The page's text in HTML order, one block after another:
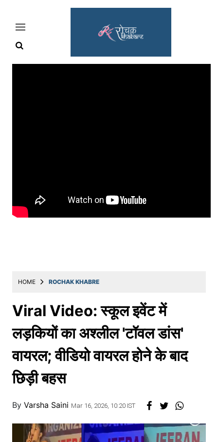
&
मराठी
मनोरंजन
स्पोर्ट्स
बिझनेस
लाईफस्टाईल
ट्रॅव्हल
HOME ROCHAK KHABRE
Viral Video: स्कूल इवेंट में
लड़कियों का अश्लील 'टॉवल डांस'
वायरल; वीडियो वायरल होने के बाद
छिड़ी बहस
By Varsha Saini Mar 16, 2026, 10:20 IST